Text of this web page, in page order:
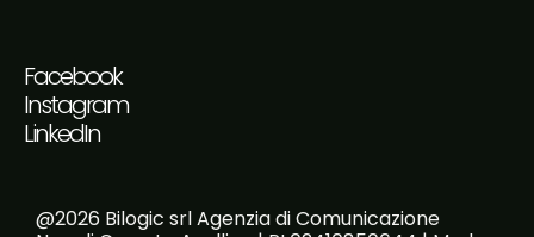
Facebook
Instagram
LinkedIn
@2026 Bilogic srl Agenzia di Comunicazione